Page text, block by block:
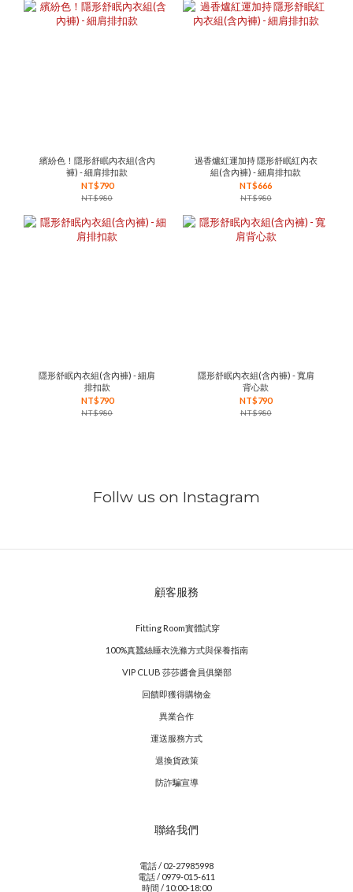
繽紛色！隱形舒眠內衣組(含內
褲) - 細肩排扣款
NT$790
NT$980
過香爐紅運加持 隱形舒眠紅內衣
組(含內褲) - 細肩排扣款
NT$666
NT$980
隱形舒眠內衣組(含內褲) - 細肩
排扣款
NT$790
NT$980
隱形舒眠內衣組(含內褲) - 寬肩
背心款
NT$790
NT$980
Follw us on Instagram
顧客服務
Fitting Room實體試穿
100%真蠶絲睡衣洗滌方式與保養指南
VIP CLUB 莎莎醬會員俱樂部
回饋即獲得購物金
異業合作
運送服務方式
退換貨政策
防詐騙宣導
聯絡我們
電話 / 02-27985998
電話 / 0979-015-611
時間 / 10:00-18:00